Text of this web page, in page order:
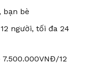
bạn bè
người, tối đa 24
12